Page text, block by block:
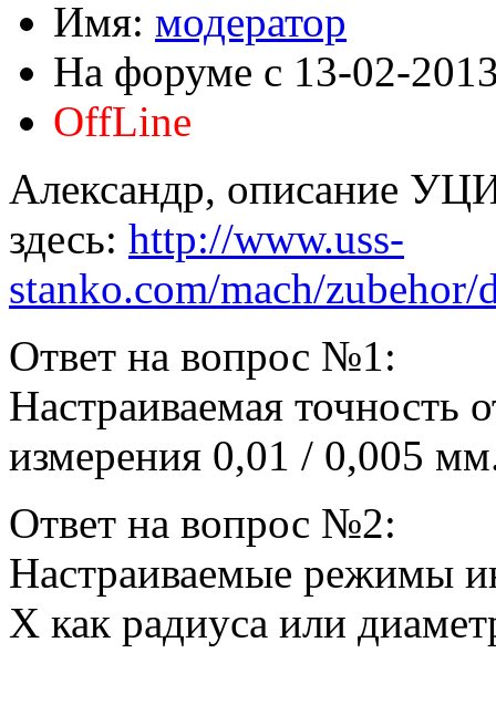
Имя: модератор
На форуме с 13-02-
OffLine
Александр, описание
здесь: http://www.uss-
stanko.com/mach/zubehor/
Ответ на вопрос №1:
Настраиваемая точность
измерения 0,01 / 0,005
Ответ на вопрос №2:
Настраиваемые режимы
X как радиуса или